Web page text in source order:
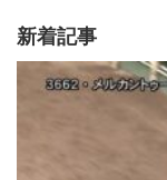
新着記事